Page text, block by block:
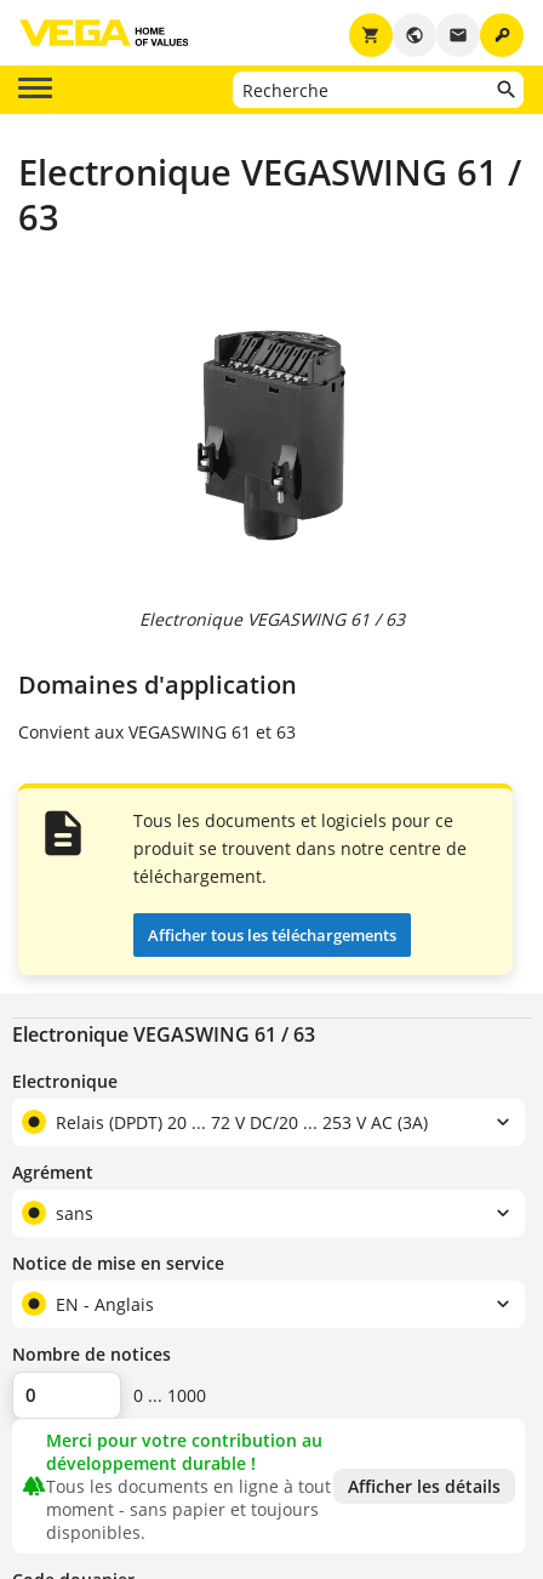
key
email
public
shopping_cart
Electronique VEGASWING 61 /
63
Electronique VEGASWING 61 / 63
Domaines d'application
Convient aux VEGASWING 61 et 63
Tous les documents et logiciels pour ce
produit se trouvent dans notre centre de
téléchargement.
Afficher tous les téléchargements
Electronique VEGASWING 61 / 63
Electronique
Relais (DPDT) 20 ... 72 V DC/20 ... 253 V AC (3A)
Agrément
sans
Notice de mise en service
EN - Anglais
Nombre de notices
0 ... 1000
forest
Merci pour votre contribution au
développement durable !
Tous les documents en ligne à tout
moment - sans papier et toujours
disponibles.
Afficher les détails